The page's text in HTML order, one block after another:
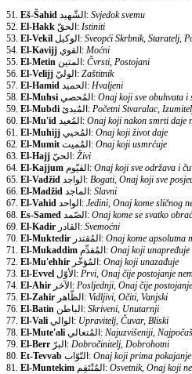
51. Eš-Šahid الشّهيد: Svjedok svemu
52. El-Hakk الحقّ: Istiniti
53. El-Vekil الوكيل: Sveopći Skrbnik, Staratelj,
54. El-Kavijj القوي: Moćni
55. El-Metin المتين: Čvrsti, Postojani
56. El-Velijj الوليّ: Zaštitnik
57. El-Hamid الحميد: Hvaljeni
58. El-Muhsi المُحصي: Onaj koji sve obuhvata i
59. El-Mubdi المُبدئ: Početni Stvaralac,
60. El-Mu'id المُعيد: Onaj koji nakon smrti daje
61. El-Muhijj المُحيي: Onaj koji život daje
62. El-Mumit المُميت: Onaj koji usmrćuje
63. El-Hajj الحيّ: Živi
64. El-Kajjum القيّوم: Onaj koji sve održava i
65. El-Vadžid الواجد: Bogati, Onaj koji sve
66. El-Madžid الماجد: Slavni
67. El-Vahid الواحد: Jedini, Onaj kome sličnog
68. Es-Samed الصّمد: Onaj kome se svatko
69. El-Kadir القادر: Svemoćni
70. El-Muktedir المُقتدر: Onaj kome apsolutna
71. El-Mukaddim المُقدِّم: Onaj koji unapređuje
72. El-Mu'ehhir المُؤخّر: Onaj koji unazađuje
73. El-Evvel الأوّل: Prvi, Onaj čije postojanje
74. El-Ahir الآخر: Posljednji, Onaj čije
75. El-Zahir الظّاهر: Vidljivi, Očiti, Vanjski
76. El-Batin الباطن: Skriveni, Unutarnji
77. El-Vali الوالي: Upravitelj, Čuvar, Bliski
78. El-Mute'ali المُتعالي: Najuzvišeniji,
79. El-Berr البرّ: Dobročinitelj, Dobrohotni
80. Et-Tevvab التّوّاب: Onaj koji prima pokajanje
81. El-Muntekim المُنْتَقِم: Osvetnik, Onaj koji